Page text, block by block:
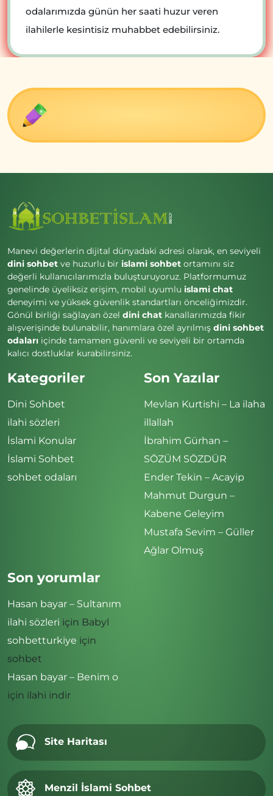
odalarımızda günün her saati huzur veren
ilahilerle kesintisiz muhabbet edebilirsiniz.
Manevi değerlerin dijital dünyadaki adresi olarak, en seviyeli
dini sohbet ve huzurlu bir islami sohbet ortamını siz
değerli kullanıcılarımızla buluşturuyoruz. Platformumuz
genelinde üyeliksiz erişim, mobil uyumlu islami chat
deneyimi ve yüksek güvenlik standartları önceliğimizdir.
Gönül birliği sağlayan özel dini chat kanallarımızda fikir
alışverişinde bulunabilir, hanımlara özel ayrılmış dini sohbet
odaları içinde tamamen güvenli ve seviyeli bir ortamda
kalıcı dostluklar kurabilirsiniz.
Kategoriler
Dini Sohbet
ilahi sözleri
İslami Konular
İslami Sohbet
sohbet odaları
Son Yazılar
Mevlan Kurtishi – La ilaha
illallah
İbrahim Gürhan –
SÖZÜM SÖZDÜR
Ender Tekin – Acayip
Mahmut Durgun –
Kabene Geleyim
Mustafa Sevim – Güller
Ağlar Olmuş
Son yorumlar
Hasan bayar – Sultanım
ilahi sözleri için Babyl
sohbetturkiye için
sohbet
Hasan bayar – Benim o
için ilahi indir
Site Haritası
Menzil İslami Sohbet